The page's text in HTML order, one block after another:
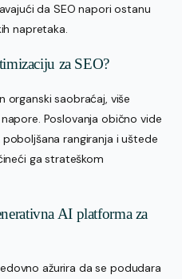
da SEO napori ostanu
napretaka.
za SEO?
organski saobraćaj, više
Poslovanja obično vide
rangiranja i uštede
ga strateškom
AI platforma za
ažurira da se podudara